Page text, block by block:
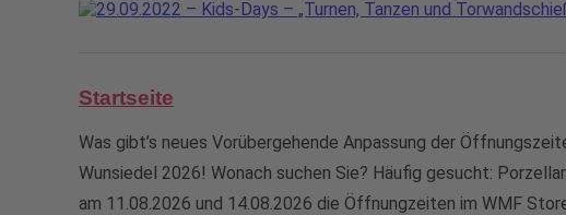
Startseite
Was gibt’s neues Vorübergehende Anpassung der
Wunsiedel 2026! Wonach suchen Sie? Häufig gesucht:
am 11.08.2026 und 14.08.2026 die Öffnungzeiten im WMF